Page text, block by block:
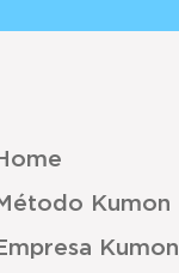
Kumon
Kumon